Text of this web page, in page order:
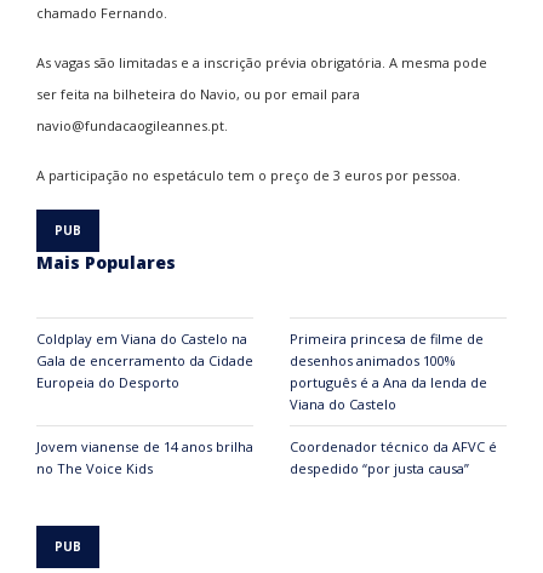
chamado Fernando.
As vagas são limitadas e a inscrição prévia obrigatória. A mesma pode
ser feita na bilheteira do Navio, ou por email para
navio@fundacaogileannes.pt.
A participação no espetáculo tem o preço de 3 euros por pessoa.
Mais Populares
Coldplay em Viana do Castelo na
Gala de encerramento da Cidade
Europeia do Desporto
Primeira princesa de filme de
desenhos animados 100%
português é a Ana da lenda de
Viana do Castelo
Jovem vianense de 14 anos brilha
no The Voice Kids
Coordenador técnico da AFVC é
despedido “por justa causa”